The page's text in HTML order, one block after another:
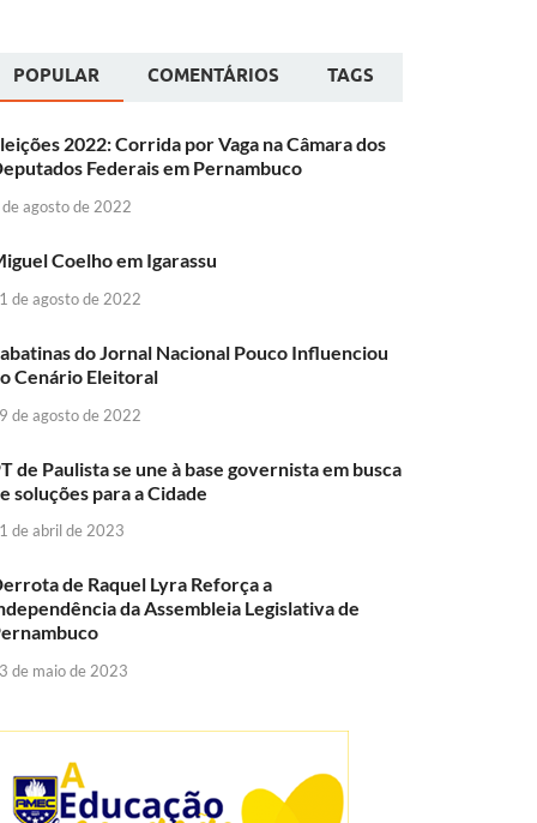
POPULAR COMENTÁRIOS TAGS
2022: Corrida por Vaga na Câmara dos
Federais em Pernambuco
agosto de 2022
Coelho em Igarassu
de agosto de 2022
do Jornal Nacional Pouco Influenciou
Cenário Eleitoral
de agosto de 2022
de Paulista se une à base governista em busca
soluções para a Cidade
de abril de 2023
de Raquel Lyra Reforça a
da Assembleia Legislativa de
de maio de 2023